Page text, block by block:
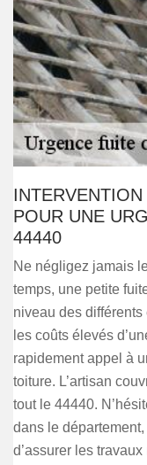
POUR UNE
44440
Ne négligez jamais
temps, une petite
niveau des
les coûts élevés
rapidement appel à
toiture. L’artisan
tout le 44440.
dans le
d’assurer les